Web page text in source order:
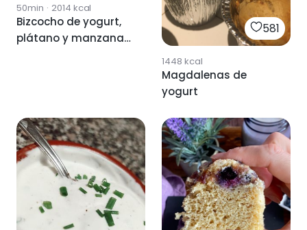
50min · 2014 kcal
Bizcocho de yogurt,
plátano y manzana
581
1448 kcal
Magdalenas de
yogurt